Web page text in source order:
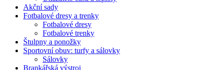
Akční sady
Fotbalové dresy a trenky
Fotbalové dresy
Fotbalové trenky
Štulpny a ponožky
Sportovní obuv: turfy a sálovky
Sálovky
Brankářská výstroj